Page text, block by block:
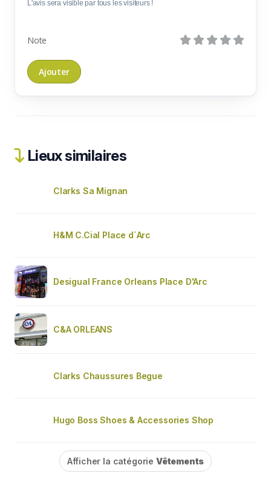
L'avis sera visible par tous les visiteurs !
Note
Lieux similaires
Clarks Sa Mignan
H&M C.Cial Place d´Arc
Desigual France Orleans Place D'Arc
C&A ORLEANS
Clarks Chaussures Begue
Hugo Boss Shoes & Accessories Shop
Afficher la catégorie Vêtements